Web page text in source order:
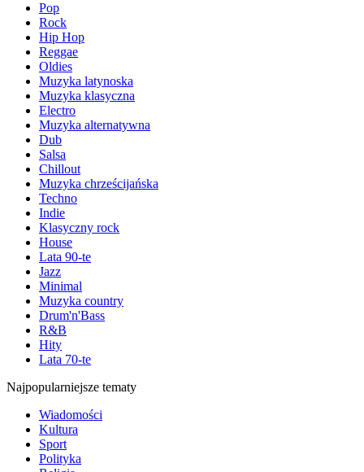
Pop
Rock
Hip Hop
Reggae
Oldies
Muzyka latynoska
Muzyka klasyczna
Electro
Muzyka alternatywna
Dub
Salsa
Chillout
Muzyka chrześcijańska
Techno
Indie
Klasyczny rock
House
Lata 90-te
Jazz
Minimal
Muzyka country
Drum'n'Bass
R&B
Hity
Lata 70-te
Najpopularniejsze tematy
Wiadomości
Kultura
Sport
Polityka